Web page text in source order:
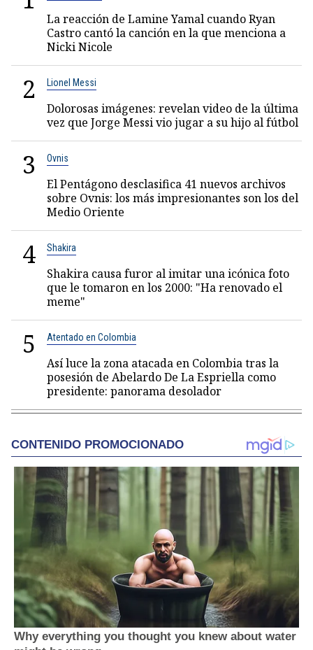
La reacción de Lamine Yamal cuando Ryan
Castro cantó la canción en la que menciona a
Nicki Nicole
2 Lionel Messi
Dolorosas imágenes: revelan video de la última
vez que Jorge Messi vio jugar a su hijo al fútbol
3 Ovnis
El Pentágono desclasifica 41 nuevos archivos
sobre Ovnis: los más impresionantes son los del
Medio Oriente
4 Shakira
Shakira causa furor al imitar una icónica foto
que le tomaron en los 2000: "Ha renovado el
meme"
5 Atentado en Colombia
Así luce la zona atacada en Colombia tras la
posesión de Abelardo De La Espriella como
presidente: panorama desolador